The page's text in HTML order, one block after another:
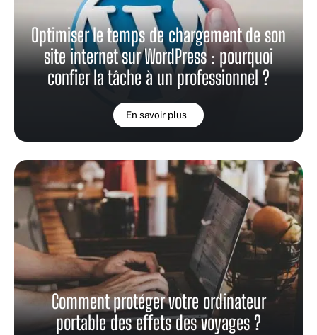
Optimiser le temps de chargement de son
site internet sur WordPress : pourquoi
confier la tâche à un professionnel ?
En savoir plus
Comment protéger votre ordinateur
portable des effets des voyages ?